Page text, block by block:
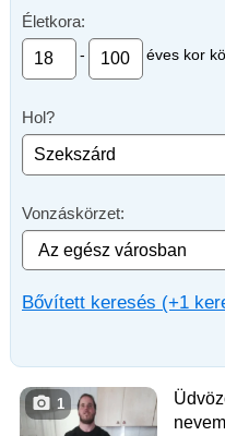
Életkora:
- éves kor
Hol?
Vonzáskörzet:
Bővített keresés (+1
1